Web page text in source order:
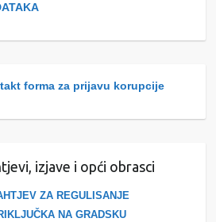
L
III
L
12
KVARTA
forma za prijavu korupcije
izjave i opći obrasci
ZA REGULISANJE
NA GRADSKU